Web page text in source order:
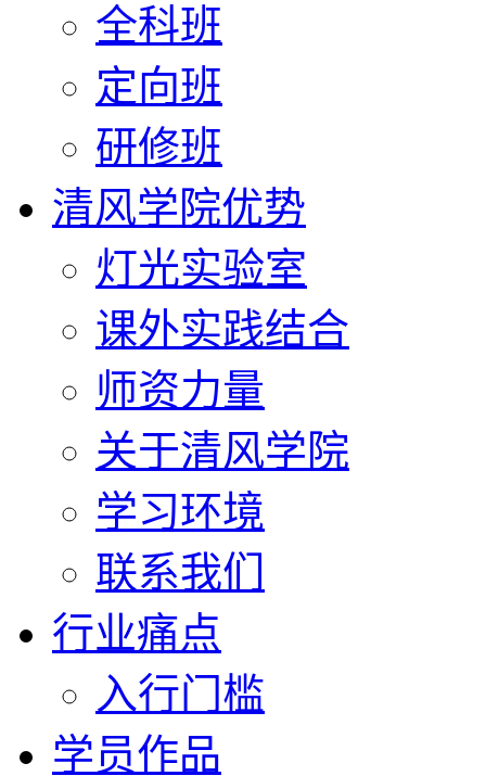
全科班
定向班
研修班
清风学院优势
灯光实验室
课外实践结合
师资力量
关于清风学院
学习环境
联系我们
行业痛点
入行门槛
学员作品